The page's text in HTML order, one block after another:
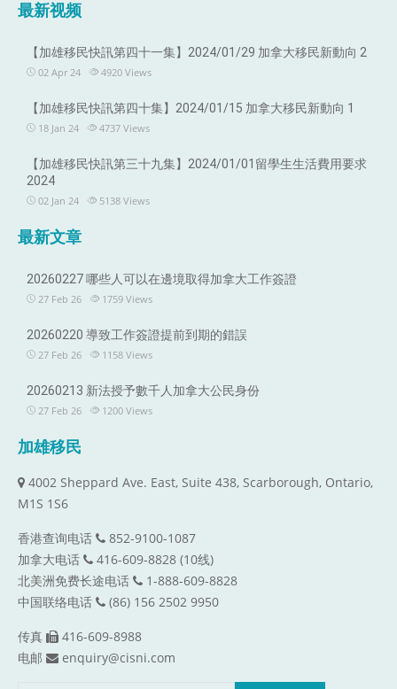
最新视频
【加雄移民快訊第四十一集】2024/01/29 加拿大移民新動向 2
02 Apr 24 4920 Views
【加雄移民快訊第四十集】2024/01/15 加拿大移民新動向 1
18 Jan 24 4737 Views
【加雄移民快訊第三十九集】2024/01/01留學生生活費用要求
2024
02 Jan 24 5138 Views
最新文章
20260227 哪些人可以在邊境取得加拿大工作簽證
27 Feb 26 1759 Views
20260220 導致工作簽證提前到期的錯誤
27 Feb 26 1158 Views
20260213 新法授予數千人加拿大公民身份
27 Feb 26 1200 Views
加雄移民
4002 Sheppard Ave. East, Suite 438, Scarborough, Ontario,
M1S 1S6
香港查询电话
852-9100-1087
加拿大电话
416-609-8828 (10线)
北美洲免费长途电话
1-888-609-8828
中国联络电话
(86) 156 2502 9950
传真
416-609-8988
电邮
enquiry@cisni.com